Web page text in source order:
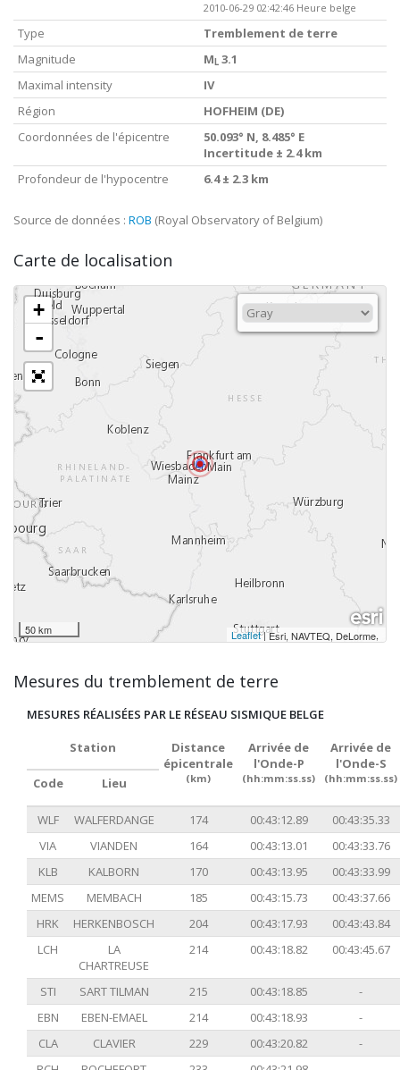
2010-06-29 02:42:46 Heure belge
Type
Tremblement de terre
Magnitude
M L 3.1
Maximal intensity
IV
Région
HOFHEIM (DE)
Coordonnées de l'épicentre
50.093° N, 8.485° E
Incertitude ± 2.4 km
Profondeur de l'hypocentre
6.4 ± 2.3 km
Source de données : ROB (Royal Observatory of Belgium)
Carte de localisation
+
-
50 km Leaflet|Esri, NAVTEQ, DeLorme,
Mesures du tremblement de terre
MESURES RÉALISÉES PAR LE RÉSEAU SISMIQUE BELGE
Station
Distance
épicentrale
(km)
Arrivée de
l'Onde-P
(hh:mm:ss.ss)
Arrivée de
l'Onde-S
(hh:mm:ss.ss)
Code Lieu
WLF WALFERDANGE 174 00:43:12.89
00:43:35.33
VIA
VIANDEN 164 00:43:13.01
00:43:33.76
KLB
KALBORN 170 00:43:13.95
00:43:33.99
MEMS
MEMBACH 185 00:43:15.73
00:43:37.66
HRK
HERKENBOSCH 204 00:43:17.93
00:43:43.84
LCH
LA
CHARTREUSE
214 00:43:18.82 00:43:45.67
STI SART TILMAN 215 00:43:18.85
-
EBN
EBEN-EMAEL 214 00:43:18.93
-
CLA
CLAVIER 229 00:43:20.82
-